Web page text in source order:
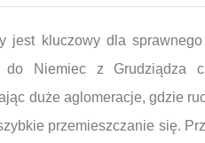
jest kluczowy dla
do Niemiec z Grudziądza
duże aglomeracje, gdzie
przemieszczanie się.